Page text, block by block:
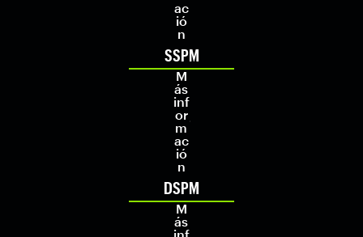
ac
ió
n
SSPM
M
ás
inf
or
m
ac
ió
n
DSPM
M
ás